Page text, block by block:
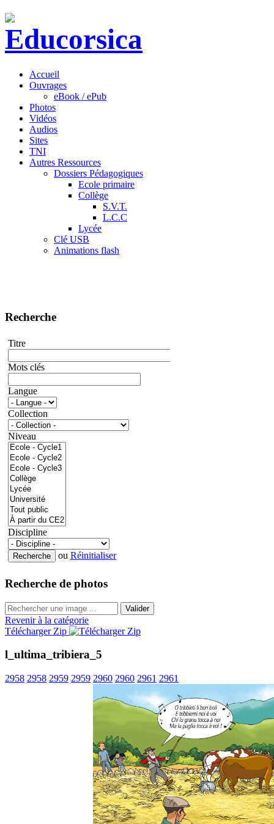
Accueil
Ouvrages
eBook / ePub
Photos
Vidéos
Audios
Sites
TNI
Autres Ressources
Dossiers Pédagogiques
Ecole primaire
Collège
S.V.T.
L.C.C
Lycée
Clé USB
Animations flash
Recherche
Titre
Mots clés
Langue
Collection
Niveau
Discipline
ou Réinitialiser
Recherche de photos
Valider
Revenir à la catégorie
Télécharger Zip
l_ultima_tribiera_5
2958 2958 2959 2959 2960 2960 2961 2961